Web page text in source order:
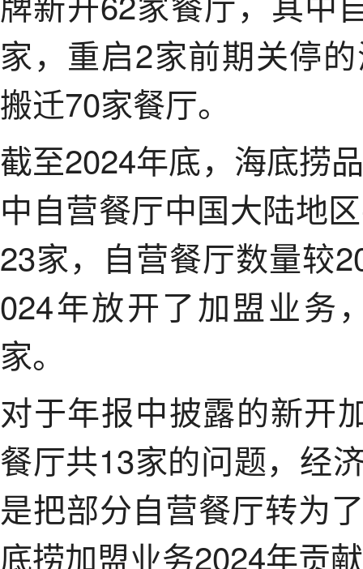
家，重启2家前期关停
搬迁70家餐厅。
截至2024年底，海底捞
中自营餐厅中国大陆地
23家，自营餐厅数量较
024年放开了加盟业务
家。
对于年报中披露的新开
餐厅共13家的问题，经
是把部分自营餐厅转为
底捞加盟业务2024年贡